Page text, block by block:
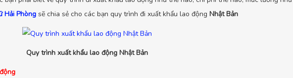
Hải Phòng sẽ chia sẻ cho các bạn quy trình đi xuất khẩu lao động Nhật Bản
Quy trình xuất khẩu lao động Nhật Bản